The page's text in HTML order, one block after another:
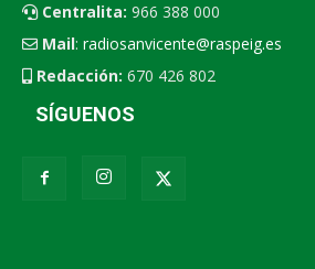
Centralita: 966 388 000
Mail: radiosanvicente@raspeig.es
Redacción: 670 426 802
SÍGUENOS